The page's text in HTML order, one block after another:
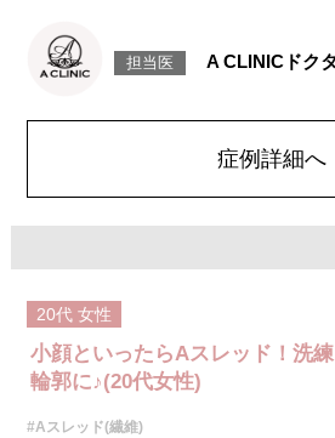
とがございます。また、稀ではありますが、
のよれ、繊維の突出などが生じることがござ
費用：1部位 184,800円(税込)
オプション：笑気麻酔 3,300円(税込)
担当医 A CLINICドク
症例詳細へ
20代 女性
小顔といったらAスレッド！洗
輪郭に♪(20代女性)
#Aスレッド(繊維)